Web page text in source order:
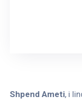
Shpend Ameti, i